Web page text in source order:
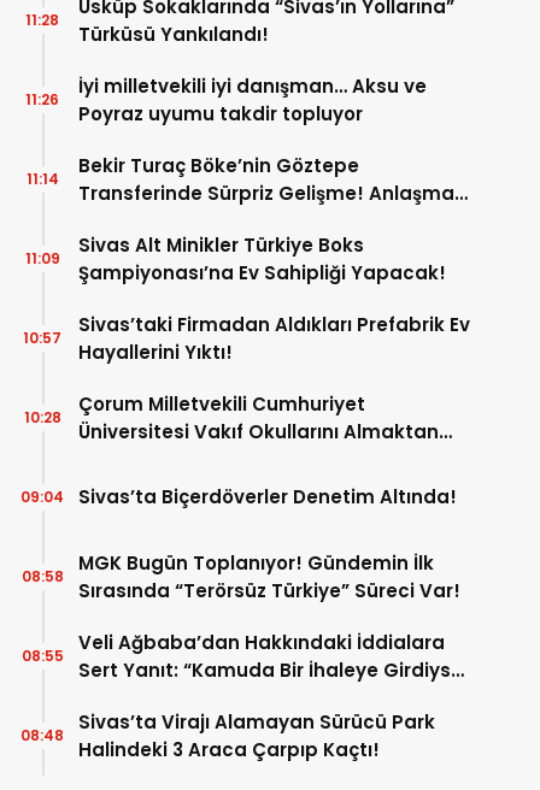
Üsküp Sokaklarında “Sivas’ın Yollarına”
Türküsü Yankılandı!
11:28
İyi milletvekili iyi danışman… Aksu ve
Poyraz uyumu takdir topluyor
11:26
Bekir Turaç Böke’nin Göztepe
Transferinde Sürpriz Gelişme! Anlaşma
11:14
Sivas Alt Minikler Türkiye Boks
Şampiyonası’na Ev Sahipliği Yapacak!
11:09
Sivas’taki Firmadan Aldıkları Prefabrik Ev
Hayallerini Yıktı!
10:57
Çorum Milletvekili Cumhuriyet
Üniversitesi Vakıf Okullarını Almaktan
10:28
Sivas’ta Biçerdöverler Denetim Altında!
09:04
MGK Bugün Toplanıyor! Gündemin İlk
Sırasında “Terörsüz Türkiye” Süreci Var!
08:58
Veli Ağbaba’dan Hakkındaki İddialara
Sert Yanıt: “Kamuda Bir İhaleye Girdiysek
08:55
Sivas’ta Virajı Alamayan Sürücü Park
Halindeki 3 Araca Çarpıp Kaçtı!
08:48